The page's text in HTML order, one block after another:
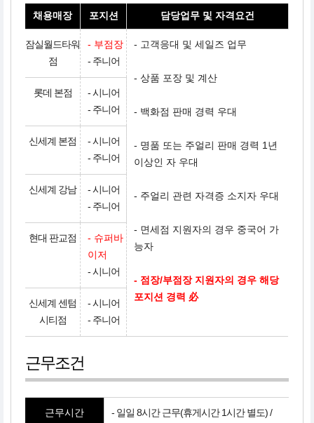
채용매장 포지션 담당업무 및 자격요건
잠실월드타워
점
- 부점장
- 주니어
- 고객응대 및 세일즈 업무
- 상품 포장 및 계산
- 백화점 판매 경력 우대
- 명품 또는 주얼리 판매 경력 1년
이상인 자 우대
- 주얼리 관련 자격증 소지자 우대
- 면세점 지원자의 경우 중국어 가
능자
- 점장/부점장 지원자의 경우 해당
포지션 경력 必
롯데 본점
- 시니어
- 주니어
신세계 본점
- 시니어
- 주니어
신세계 강남
- 시니어
- 주니어
현대 판교점
- 슈퍼바
이저
- 시니어
신세계 센텀
시티점
- 시니어
- 주니어
근무조건
근무시간
- 일일 8시간 근무(휴게시간 1시간 별도) /